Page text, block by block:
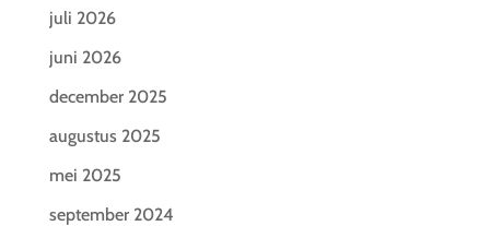
juli 2026
juni 2026
december 2025
augustus 2025
mei 2025
september 2024